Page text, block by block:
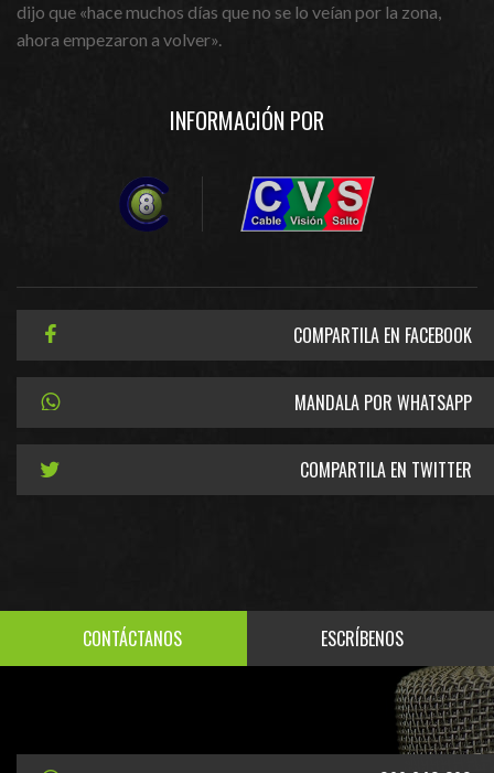
dijo que «hace muchos días que no se lo veían por la zona,
ahora empezaron a volver».
INFORMACIÓN POR
COMPARTILA EN FACEBOOK
MANDALA POR WHATSAPP
COMPARTILA EN TWITTER
CONTÁCTANOS ESCRÍBENOS